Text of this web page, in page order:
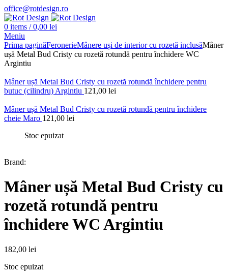
office@rotdesign.ro
0 items / 0,00 lei
Meniu
Prima paginăFeronerieMânere uși de interior cu rozetă inclusăMâner
ușă Metal Bud Cristy cu rozetă rotundă pentru închidere WC
Argintiu
Mâner ușă Metal Bud Cristy cu rozetă rotundă închidere pentru
butuc (cilindru) Argintiu 121,00 lei
Mâner ușă Metal Bud Cristy cu rozetă rotundă pentru închidere
cheie Maro 121,00 lei
Stoc epuizat
Brand:
Mâner ușă Metal Bud Cristy cu
rozetă rotundă pentru
închidere WC Argintiu
182,00 lei
Stoc epuizat